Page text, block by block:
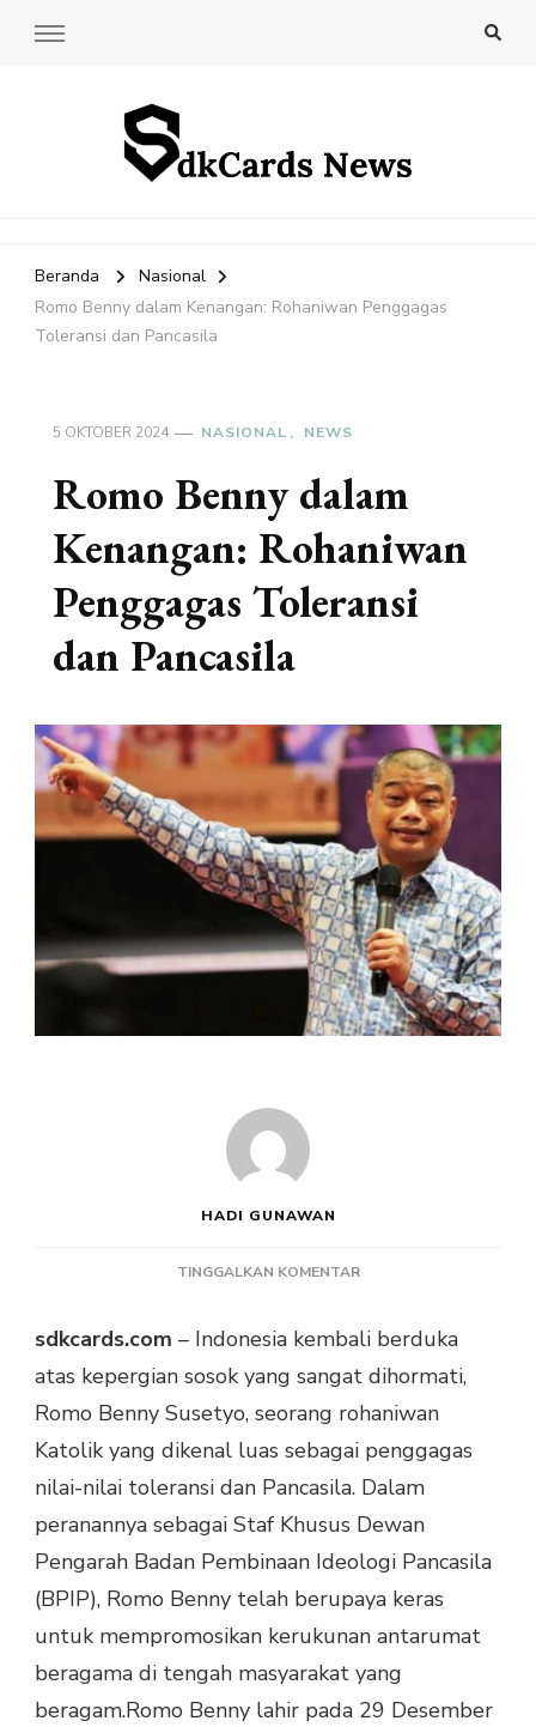
Beranda
Nasional
Romo Benny dalam Kenangan: Rohaniwan Penggagas
Toleransi dan Pancasila
5 OKTOBER 2024 NASIONAL NEWS
Romo Benny dalam
Kenangan: Rohaniwan
Penggagas Toleransi
dan Pancasila
HADI GUNAWAN
TINGGALKAN KOMENTARPADA
DALAM
KENANGAN:
PENGGAGAS
TOLERANSI
PANCASILA
sdkcards.com – Indonesia kembali berduka
atas kepergian sosok yang sangat dihormati,
Romo Benny Susetyo, seorang rohaniwan
Katolik yang dikenal luas sebagai penggagas
nilai-nilai toleransi dan Pancasila. Dalam
peranannya sebagai Staf Khusus Dewan
Pengarah Badan Pembinaan Ideologi Pancasila
(BPIP), Romo Benny telah berupaya keras
untuk mempromosikan kerukunan antarumat
beragama di tengah masyarakat yang
beragam.Romo Benny lahir pada 29 Desember